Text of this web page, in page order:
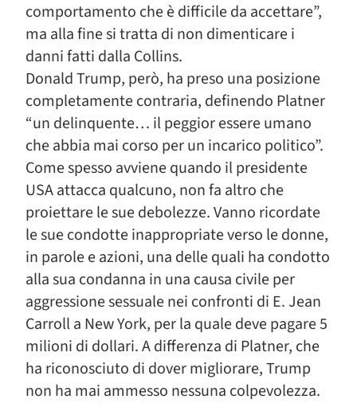
comportamento che è difficile da accettare”,
ma alla fine si tratta di non dimenticare i
danni fatti dalla Collins.
Donald Trump, però, ha preso una posizione
completamente contraria, definendo Platner
“un delinquente… il peggior essere umano
che abbia mai corso per un incarico politico”.
Come spesso avviene quando il presidente
USA attacca qualcuno, non fa altro che
proiettare le sue debolezze. Vanno ricordate
le sue condotte inappropriate verso le donne,
in parole e azioni, una delle quali ha condotto
alla sua condanna in una causa civile per
aggressione sessuale nei confronti di E. Jean
Carroll a New York, per la quale deve pagare 5
milioni di dollari. A differenza di Platner, che
ha riconosciuto di dover migliorare, Trump
non ha mai ammesso nessuna colpevolezza.